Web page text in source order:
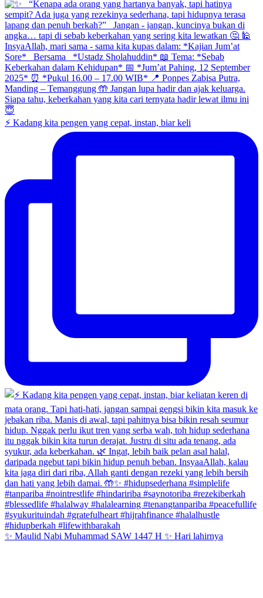
⚡ Kadang kita pengen yang cepat, instan, biar keli
✨ Maulid Nabi Muhammad SAW 1447 H ✨ Hari lahirnya